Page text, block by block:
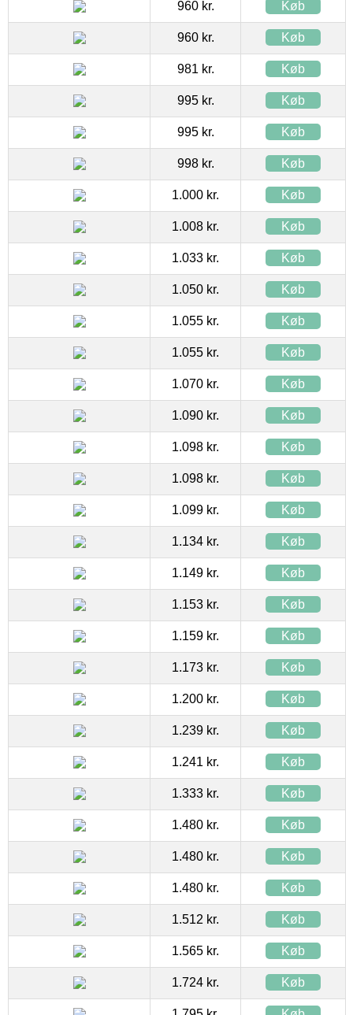
960 kr. Køb
960 kr. Køb
981 kr. Køb
995 kr. Køb
995 kr. Køb
998 kr. Køb
1.000 kr. Køb
1.008 kr. Køb
1.033 kr. Køb
1.050 kr. Køb
1.055 kr. Køb
1.055 kr. Køb
1.070 kr. Køb
1.090 kr. Køb
1.098 kr. Køb
1.098 kr. Køb
1.099 kr. Køb
1.134 kr. Køb
1.149 kr. Køb
1.153 kr. Køb
1.159 kr. Køb
1.173 kr. Køb
1.200 kr. Køb
1.239 kr. Køb
1.241 kr. Køb
1.333 kr. Køb
1.480 kr. Køb
1.480 kr. Køb
1.480 kr. Køb
1.512 kr. Køb
1.565 kr. Køb
1.724 kr. Køb